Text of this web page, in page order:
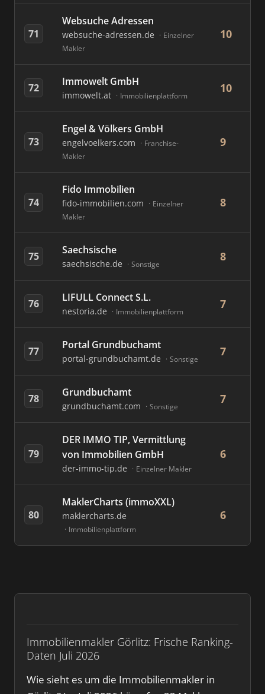
Immobilienmakler Görlitz: Frische Ranking-
Daten Juli 2026
Wie sieht es um die Immobilienmakler in
71
Websuche Adressen
websuche-adressen.de
Einzelner
Makler
10
72 Immowelt GmbH
immowelt.at Immobilienplattform
10
73
Engel & Völkers GmbH
engelvoelkers.com
Franchise-
Makler
9
74
Fido Immobilien
fido-immobilien.com
Einzelner
Makler
8
75 Saechsische
saechsische.de Sonstige
8
76 LIFULL Connect S.L.
nestoria.de Immobilienplattform
7
77 Portal Grundbuchamt
portal-grundbuchamt.de Sonstige
7
78 Grundbuchamt
grundbuchamt.com Sonstige
7
79
DER IMMO TIP, Vermittlung
von Immobilien GmbH
der-immo-tip.de Einzelner Makler
6
80
MaklerCharts (immoXXL)
maklercharts.de
Immobilienplattform
6